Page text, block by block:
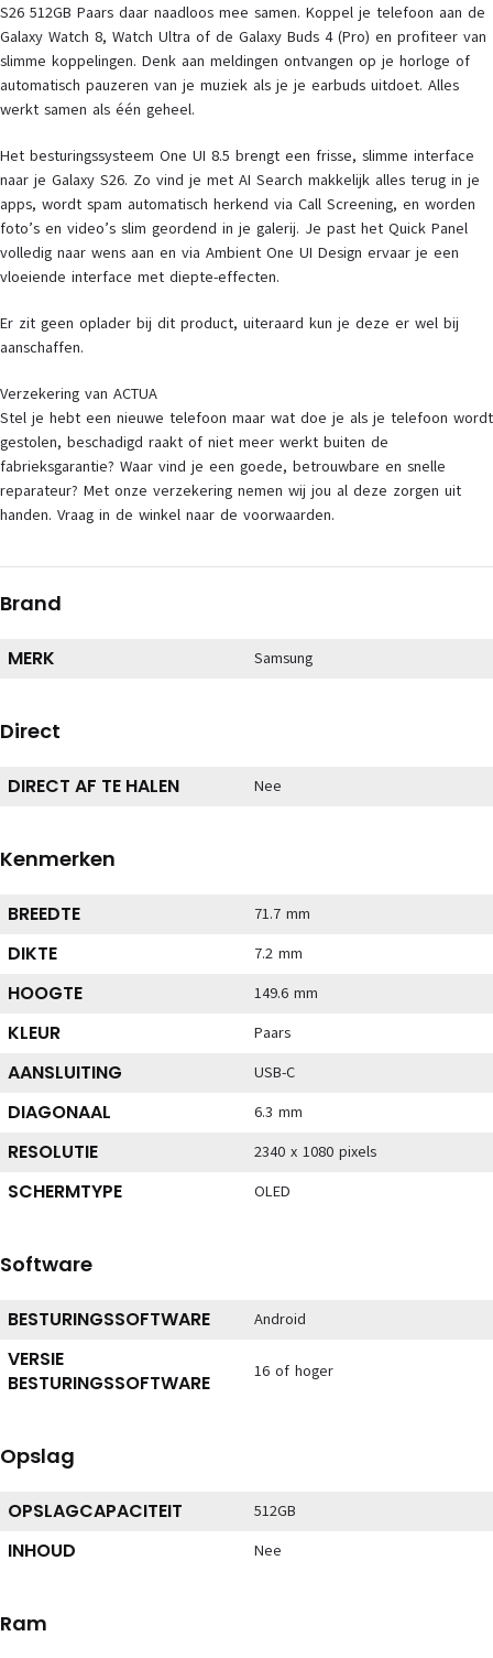
S26 512GB Paars daar naadloos mee samen. Koppel je telefoon aan de
Galaxy Watch 8, Watch Ultra of de Galaxy Buds 4 (Pro) en profiteer van
slimme koppelingen. Denk aan meldingen ontvangen op je horloge of
automatisch pauzeren van je muziek als je je earbuds uitdoet. Alles
werkt samen als één geheel.
Het besturingssysteem One UI 8.5 brengt een frisse, slimme interface
naar je Galaxy S26. Zo vind je met AI Search makkelijk alles terug in je
apps, wordt spam automatisch herkend via Call Screening, en worden
foto’s en video’s slim geordend in je galerij. Je past het Quick Panel
volledig naar wens aan en via Ambient One UI Design ervaar je een
vloeiende interface met diepte-effecten.
Er zit geen oplader bij dit product, uiteraard kun je deze er wel bij
aanschaffen.
Verzekering van ACTUA
Stel je hebt een nieuwe telefoon maar wat doe je als je telefoon wordt
gestolen, beschadigd raakt of niet meer werkt buiten de
fabrieksgarantie? Waar vind je een goede, betrouwbare en snelle
reparateur? Met onze verzekering nemen wij jou al deze zorgen uit
handen. Vraag in de winkel naar de voorwaarden.
Brand
MERK Samsung
Direct
DIRECT AF TE HALEN Nee
Kenmerken
BREEDTE 71.7 mm
DIKTE 7.2 mm
HOOGTE 149.6 mm
KLEUR Paars
AANSLUITING USB-C
DIAGONAAL 6.3 mm
RESOLUTIE 2340 x 1080 pixels
SCHERMTYPE OLED
Software
BESTURINGSSOFTWARE Android
VERSIE
BESTURINGSSOFTWARE
16 of hoger
Opslag
OPSLAGCAPACITEIT 512GB
INHOUD Nee
Ram